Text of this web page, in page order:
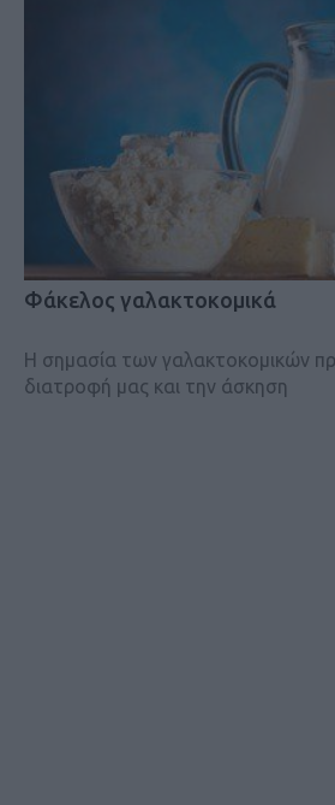
Φάκελος γαλακτοκομικά
Η σημασία των γαλακτοκομικών
διατροφή μας και την άσκηση